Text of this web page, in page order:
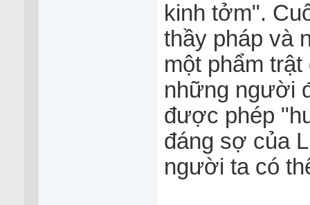
kinh tởm".
thầy pháp và
một phẩm
những người
được phép
đáng sợ của
người ta có